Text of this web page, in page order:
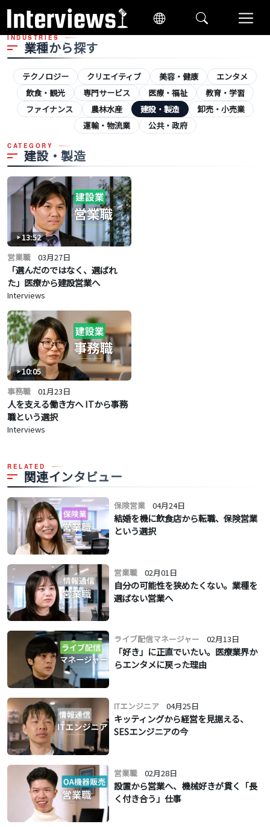
INDUSTRIES
業種から探す
テクノロジー クリエイティブ 美容・健康
エンタメ
飲食・観光
専門サービス 医療・福祉
教育・学習
ファイナンス
農林水産 建設・製造
卸売・小売業
運輸・物流業
公共・政府
CATEGORY
建設・製造
13:52
営業職 03月27日
「選んだのではなく、選ばれ
た」医療から建設営業へ
Interviews
10:05
事務職 01月23日
人を支える働き方へ ITから事務
職という選択
Interviews
RELATED
関連インタビュー
保険営業 04月24日
結婚を機に飲食店から転職、保険営業
という選択
営業職 02月01日
自分の可能性を狭めたくない。業種を
選ばない営業へ
ライブ配信マネージャー 02月13日
「好き」に正直でいたい。医療業界か
らエンタメに戻った理由
ITエンジニア 04月25日
キッティングから経営を見据える、
SESエンジニアの今
営業職 02月28日
設置から営業へ、機械好きが貫く「長
く付き合う」仕事